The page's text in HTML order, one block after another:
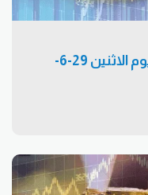
التحليل الفني اليومي للعملات يوم الاثنين 29-6-